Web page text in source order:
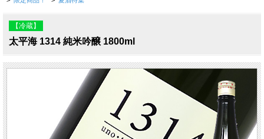
【冷蔵】
太平海 1314 純米吟醸 1800ml